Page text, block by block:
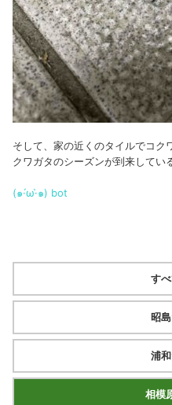
そして、家の近くのタイルでコク
クワガタのシーズンが到来してい
(๑·́ω·̀๑) bot
す
昭
浦
相模